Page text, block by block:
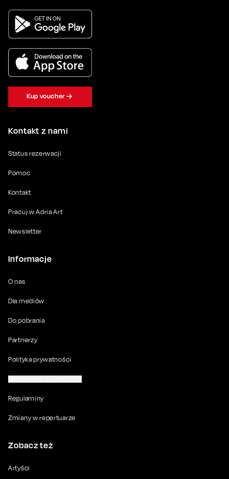
Kontakt z nami
Status rezerwacji
Pomoc
Kontakt
Pracuj w Adria Art
Newsletter
Informacje
O nas
Dla mediów
Do pobrania
Partnerzy
Polityka prywatności
Regulaminy
Zmiany w repertuarze
Zobacz też
Artyści
Kup voucher